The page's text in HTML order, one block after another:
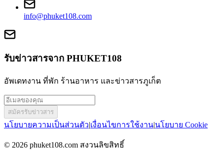
info@phuket108.com
รับข่าวสารจาก PHUKET108
อัพเดทงาน ที่พัก ร้านอาหาร และข่าวสารภูเก็ต
สมัครรับข่าวสาร
นโยบายความเป็นส่วนตัว|เงื่อนไขการใช้งาน|นโยบาย Cookie
© 2026 phuket108.com สงวนลิขสิทธิ์